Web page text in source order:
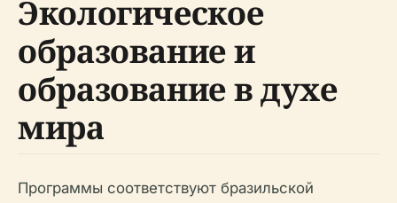
Экологическое
образование и
образование в духе
мира
Программы соответствуют бразильской